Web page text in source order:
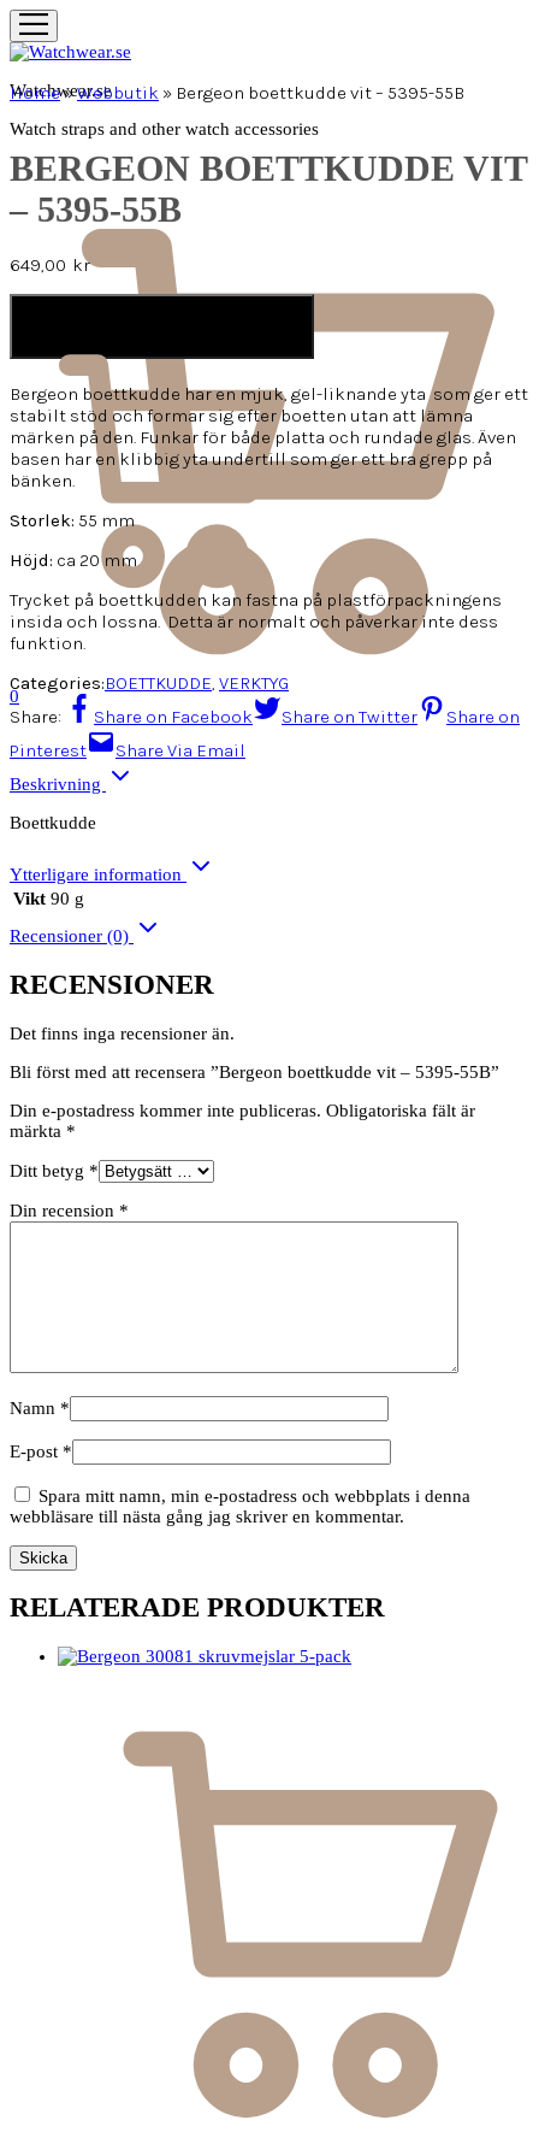
Watchwear.se
Watch straps and other watch accessories
0
Home»Webbutik » Bergeon boettkudde vit – 5395-55B
BERGEON BOETTKUDDE VIT
– 5395-55B
649,00 kr
Bergeon boettkudde har en mjuk, gel-liknande yta som ger ett
stabilt stöd och formar sig efter boetten utan att lämna
märken på den. Funkar för både platta och rundade glas. Även
basen har en klibbig yta undertill som ger ett bra grepp på
bänken.
Storlek: 55 mm
Höjd: ca 20 mm
Trycket på boettkudden kan fastna på plastförpackningens
insida och lossna. Detta är normalt och påverkar inte dess
funktion.
Categories:BOETTKUDDE, VERKTYG
Share:
Share on Facebook Share on Twitter
Share on
Pinterest
Share Via Email
Beskrivning
Boettkudde
Ytterligare information
Vikt 90 g
Recensioner (0)
RECENSIONER
Det finns inga recensioner än.
Bli först med att recensera ”Bergeon boettkudde vit – 5395-55B”
Din e-postadress kommer inte publiceras. Obligatoriska fält är
märkta *
Ditt betyg *
Din recension *
Namn *
E-post *
Spara mitt namn, min e-postadress och webbplats i denna
webbläsare till nästa gång jag skriver en kommentar.
RELATERADE PRODUKTER